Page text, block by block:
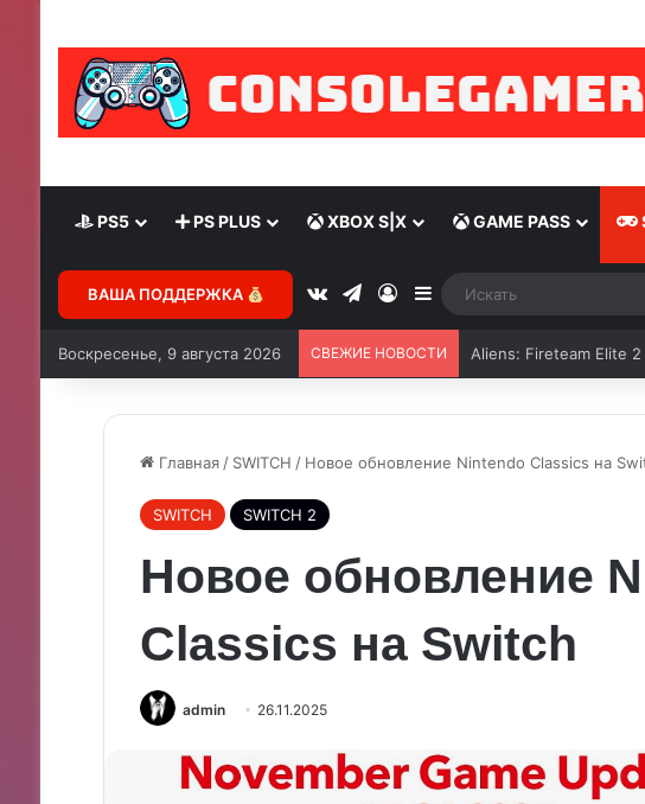
PS5 PS PLUS XBOX S|X GAME PASS
ВАША ПОДДЕРЖКА
Воскресенье, 9 августа 2026 СВЕЖИЕ НОВОСТИ Aliens: Fireteam Elite
Главная / SWITCH / Новое обновление Nintendo Classics на
SWITCH SWITCH 2
Новое обновление
Classics на Switch
admin 26.11.2025